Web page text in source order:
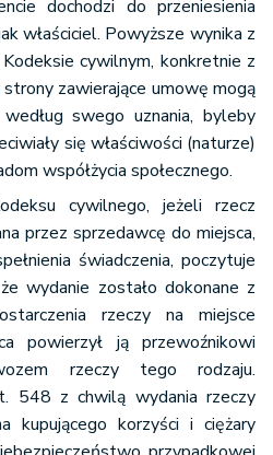
dochodzi do przeniesienia
właściciel. Powyższe wynika z
cywilnym, konkretnie z
zawierające umowę mogą
swego uznania, byleby
się właściwości (naturze)
współżycia społecznego.
cywilnego, jeżeli rzecz
przez sprzedawcę do miejsca,
świadczenia, poczytuje
wydanie zostało dokonane z
rzeczy na miejsce
powierzył ją przewoźnikowi
rzeczy tego rodzaju.
548 z chwilą wydania rzeczy
kupującego korzyści i ciężary